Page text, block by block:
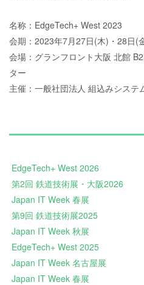
名称：EdgeTech+ West 2023
会期：2023年7月27日(木)・28日(
会場：グランフロント大阪 北館
ター
主催：一般社団法人 組込みシステ
EdgeTech+ West 2026
第2回 鉄道技術展・大阪2026
Japan IT Week 春展
第9回 鉄道技術展2025
Japan IT Week 秋展
EdgeTech+ West 2025
Japan IT Week 名古屋展
Japan IT Week 春展